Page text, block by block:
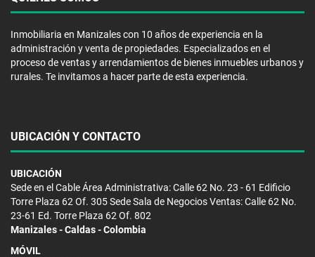
Inmobiliaria en Manizales con 10 años de experiencia en la
administración y venta de propiedades. Especializados en el
proceso de ventas y arrendamientos de bienes inmuebles urbanos y
rurales. Te invitamos a hacer parte de esta experiencia.
UBICACIÓN Y CONTACTO
UBICACIÓN
Sede en el Cable Área Administrativa: Calle 62 No. 23 - 61 Edificio
Torre Plaza 62 Of. 305 Sede Sala de Negocios Ventas: Calle 62 No.
23-61 Ed. Torre Plaza 62 Of. 802
Manizales - Caldas - Colombia
MÓVIL